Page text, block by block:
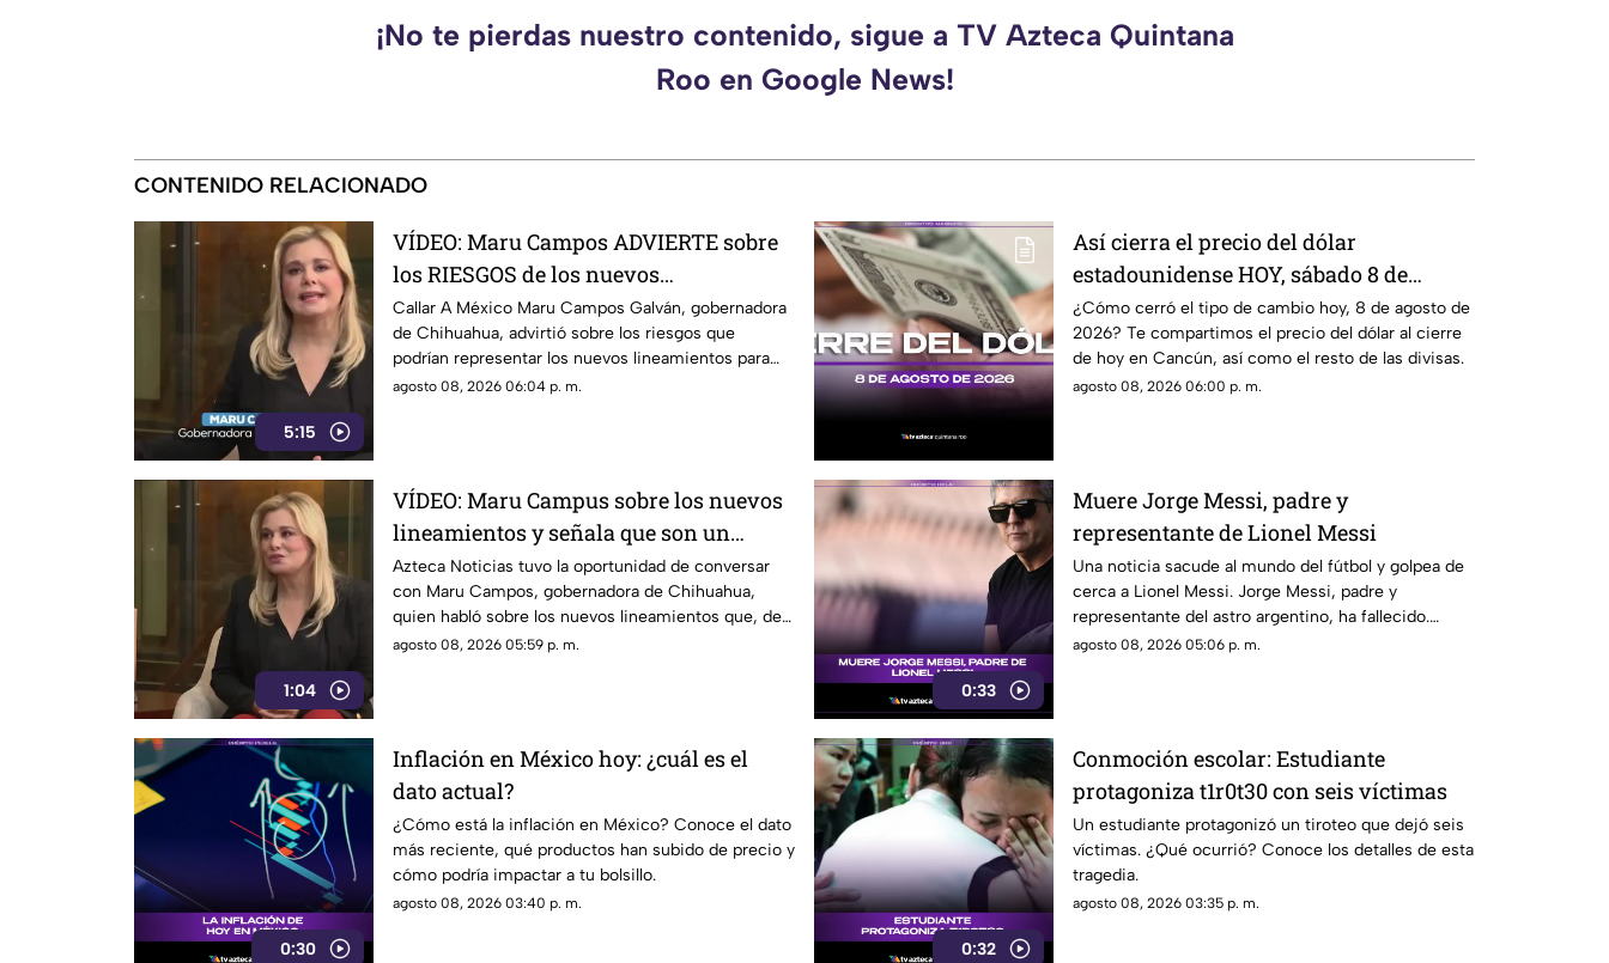
¡No te pierdas nuestro contenido, sigue a TV Azteca Quintana
Roo en Google News!
CONTENIDO RELACIONADO
5:15
VÍDEO: Maru Campos ADVIERTE sobre
los RIESGOS de los nuevos
lineamientos propuestos por el
Gobierno
Callar A México Maru Campos Galván, gobernadora
de Chihuahua, advirtió sobre los riesgos que
podrían representar los nuevos lineamientos para
los derechos de las audiencias y la libertad de
determine qué contenidos son información, opinión
o motivo de sanción.
agosto 08, 2026 06:04 p. m.
Así cierra el precio del dólar
estadounidense HOY, sábado 8 de
agosto de 2026, en Cancún
¿Cómo cerró el tipo de cambio hoy, 8 de agosto de
2026? Te compartimos el precio del dólar al cierre
de hoy en Cancún, así como el resto de las divisas.
agosto 08, 2026 06:00 p. m.
1:04
VÍDEO: Maru Campus sobre los nuevos
lineamientos y señala que son un
riesgo para la libertad de expresión
Azteca Noticias tuvo la oportunidad de conversar
con Maru Campos, gobernadora de Chihuahua,
quien habló sobre los nuevos lineamientos que, de
acuerdo con su postura, podrían representar un
agosto 08, 2026 05:59 p. m.
0:33
Muere Jorge Messi, padre y
representante de Lionel Messi
Una noticia sacude al mundo del fútbol y golpea de
cerca a Lionel Messi. Jorge Messi, padre y
representante del astro argentino, ha fallecido.
Conoce los detalles tras la noticia.
agosto 08, 2026 05:06 p. m.
0:30
Inflación en México hoy: ¿cuál es el
dato actual?
¿Cómo está la inflación en México? Conoce el dato
más reciente, qué productos han subido de precio y
cómo podría impactar a tu bolsillo.
agosto 08, 2026 03:40 p. m.
0:32
Conmoción escolar: Estudiante
protagoniza t1r0t30 con seis víctimas
Un estudiante protagonizó un tiroteo que dejó seis
víctimas. ¿Qué ocurrió? Conoce los detalles de esta
tragedia.
agosto 08, 2026 03:35 p. m.